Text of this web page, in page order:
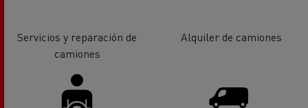
Servicios y reparación de
camiones
Alquiler de camiones